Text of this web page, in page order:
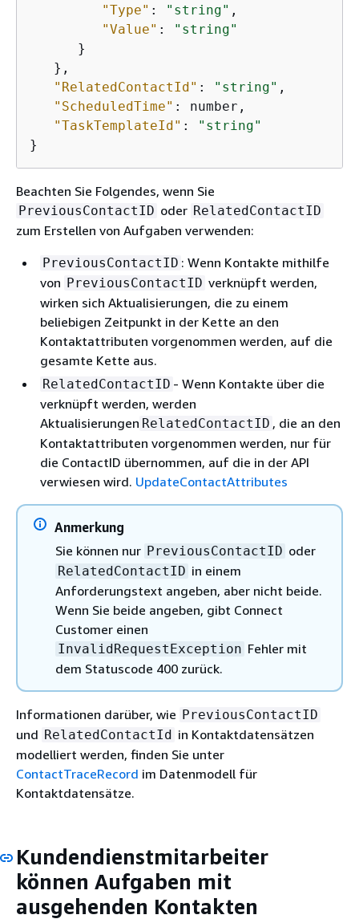
"Type" : "string" ,
"Value" :
"string"
      }
   },
"RelatedContactId" : "string" ,
"ScheduledTime" : number,
"TaskTemplateId" :
"string"
}
Beachten Sie Folgendes, wenn Sie
PreviousContactID oder RelatedContactID
zum Erstellen von Aufgaben verwenden:
PreviousContactID : Wenn Kontakte mithilfe
von PreviousContactID verknüpft werden,
wirken sich Aktualisierungen, die zu einem
beliebigen Zeitpunkt in der Kette an den
Kontaktattributen vorgenommen werden, auf die
gesamte Kette aus.
RelatedContactID - Wenn Kontakte über die
verknüpft werden, werden
Aktualisierungen RelatedContactID , die an den
Kontaktattributen vorgenommen werden, nur für
die ContactID übernommen, auf die in der API
verwiesen wird. UpdateContactAttributes
Anmerkung
Sie können nur PreviousContactID oder
RelatedContactID in einem
Anforderungstext angeben, aber nicht beide.
Wenn Sie beide angeben, gibt Connect
Customer einen
InvalidRequestException Fehler mit
dem Statuscode 400 zurück.
Informationen darüber, wie PreviousContactID
und RelatedContactId in Kontaktdatensätzen
modelliert werden, finden Sie unter
ContactTraceRecord im Datenmodell für
Kontaktdatensätze.
Kundendienstmitarbeiter
können Aufgaben mit
ausgehenden Kontakten